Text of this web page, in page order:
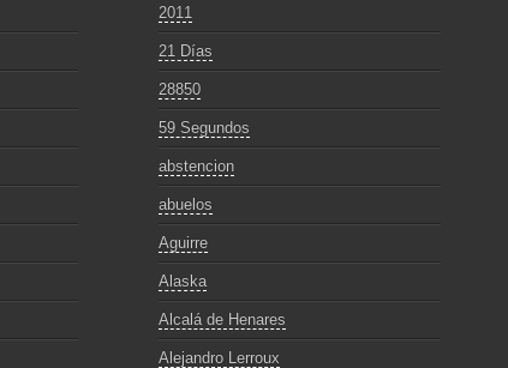
2011
21 Días
28850
59 Segundos
abstencion
abuelos
Aguirre
Alaska
Alcalá de Henares
Alejandro Lerroux